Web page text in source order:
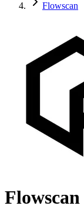
Flowscan
Flowscan